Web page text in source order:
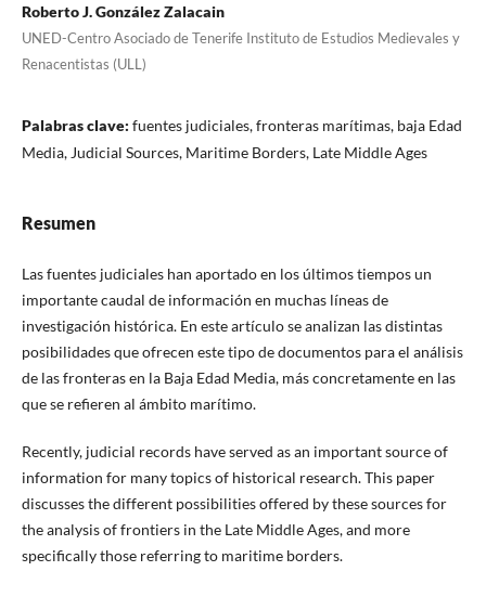
Roberto J. González Zalacain
UNED-Centro Asociado de Tenerife Instituto de Estudios Medievales y
Renacentistas (ULL)
Palabras clave: fuentes judiciales, fronteras marítimas, baja Edad
Media, Judicial Sources, Maritime Borders, Late Middle Ages
Resumen
Las fuentes judiciales han aportado en los últimos tiempos un
importante caudal de información en muchas líneas de
investigación histórica. En este artículo se analizan las distintas
posibilidades que ofrecen este tipo de documentos para el análisis
de las fronteras en la Baja Edad Media, más concretamente en las
que se refieren al ámbito marítimo.
Recently, judicial records have served as an important source of
information for many topics of historical research. This paper
discusses the different possibilities offered by these sources for
the analysis of frontiers in the Late Middle Ages, and more
specifically those referring to maritime borders.